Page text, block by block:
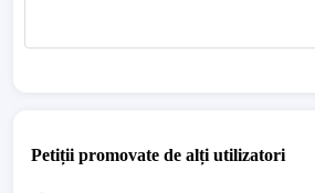
Petiții promovate de alți utilizatori